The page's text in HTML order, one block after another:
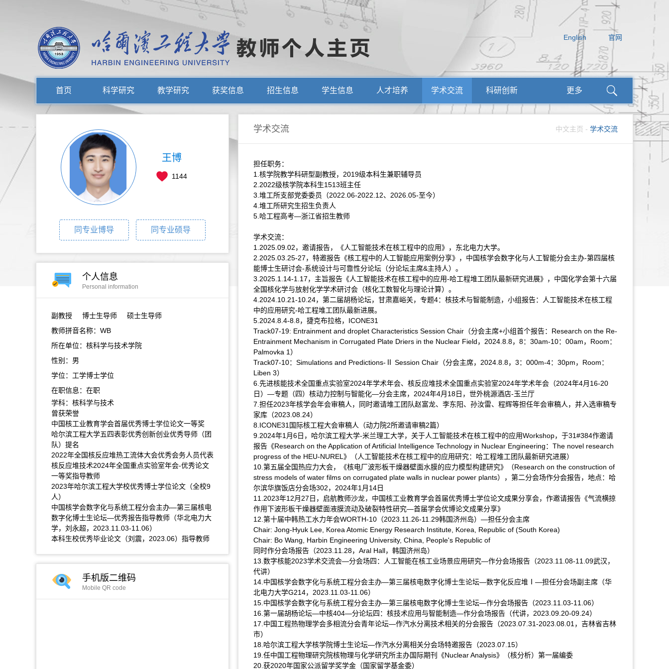
English 官网
首页 科学研究 教学研究 获奖信息 招生信息 学生信息 人才培养 学术交流 科研创新 更多
王博
1144
同专业博导 同专业硕导
个人信息
Personal information
副教授
博士生导师 硕士生导师
教师拼音名称：WB
所在单位：核科学与技术学院
性别：男
学位：工学博士学位
在职信息：在职
学科：核科学与技术
曾获荣誉
中国核工业教育学会首届优秀博士学位论文一等奖
哈尔滨工程大学五四表彰优秀创新创业优秀导师（团
队）提名
2022年全国核反应堆热工流体大会优秀会务人员代表
核反应堆技术2024年全国重点实验室年会-优秀论文
一等奖指导教师
2023年哈尔滨工程大学校优秀博士学位论文（全校9
人）
中国核学会数字化与系统工程分会主办—第三届核电
数字化博士生论坛—优秀报告指导教师（华北电力大
学，刘永超，2023.11.03-11.06）
本科生校优秀毕业论文（刘震，2023.06）指导教师
手机版二维码
Mobile QR code
学术交流 中文主页 - 学术交流
担任职务：
1.核学院教学科研型副教授，2019级本科生兼职辅导员
2.2022级核学院本科生1513班主任
3.堆工所支部党委委员（2022.06-2022.12、2026.05-至今）
4.堆工所研究生招生负责人
5.哈工程高考—浙江省招生教师
学术交流：
1.2025.09.02， 邀请报告，
《人工智能技术在核工程中的应用》，东北电力大学。
2.2025.03.25-27，特邀报告《核工程中的人工智能应用案例分享》，中国核学会数字化与人工智能分会主办-第四届核
能博士生研讨会-系统设计与可靠性分论坛（分论坛主席&主持人）。
3. 2025.1.14-1.17， 主旨报告《人工智能技术在核工程中的应用-哈工程堆工团队最新研究进展》，中国化学会第十六届
全国核化学与放射化学学术研讨会（核化工数智化与理论计算）。
4.2024.10.21-10.24，第二届胡杨论坛，甘肃嘉峪关，专题4：核技术与智能制造，小组报告：人工智能技术在核工程
中的应用研究-哈工程堆工团队最新进展。
5.2024.8.4-8.8，捷克布拉格，ICONE31
Track07-19: Entrainment and droplet Characteristics Session Chair（分会主席+小组首个报告：Research on the Re-
Entrainment Mechanism in Corrugated Plate Driers in the Nuclear Field，2024.8.8，8：30am-10：00am，Room：
Palmovka 1）
Track07-10：Simulations and Predictions-Ⅱ Session Chair（分会主席，2024.8.8，3：000m-4：30pm，Room：
Liben 3）
6.先进核能技术全国重点实验室2024年学术年会、核反应堆技术全国重点实验室2024年学术年会（2024年4月16-20
日）—专题（四）核动力控制与智能化—分会主席，2024年4月18日，世外桃源酒店-玉兰厅
7.担任2023年核学会年会审稿人，同时邀请堆工团队赵富龙、李东阳、孙汝雷、程辉等担任年会审稿人，并入选审稿专
家库（2023.08.24）
8.ICONE31国际核工程大会审稿人（动力院2所邀请审稿2篇）
9.2024年1月6日，哈尔滨工程大学-米兰理工大学，关于人工智能技术在核工程中的应用Workshop，于31#384作邀请
报告《Research on the Application of Artificial Intelligence Technology in Nuclear Engineering：The novel research
progress of the HEU-NUREL》（人工智能技术在核工程中的应用研究：哈工程堆工团队最新研究进展）
10.第五届全国热应力大会，《核电厂波形板干燥器壁面水膜的应力模型构建研究》（Research on the construction of
stress models of water films on corrugated plate walls in nuclear power plants），第二分会场作分会报告，地点：哈
尔滨华旗饭店分会场302，2024年1月14日
11.2023年12月27日，启航教师沙龙，中国核工业教育学会首届优秀博士学位论文成果分享会，作邀请报告《气流横掠
作用下波形板干燥器壁面液膜流动及破裂特性研究—首届学会优博论文成果分享》
12.第十届中韩热工水力年会WORTH-10（2023.11.26-11.29韩国济州岛）—担任分会主席
Chair: Jong-Hyuk Lee, Korea Atomic Energy Research Institute, Korea, Republic of (South Korea)
Chair: Bo Wang, Harbin Engineering University, China, People's Republic of
同时作分会场报告（2023.11.28，Aral Hall，韩国济州岛）
13.数字核能2023学术交流会—分会场四：人工智能在核工业场景应用研究—作分会场报告（2023.11.08-11.09武汉，
代讲）
14.中国核学会数字化与系统工程分会主办—第三届核电数字化博士生论坛—数字化反应堆Ⅰ—担任分会场副主席（华
北电力大学G214，2023.11.03-11.06）
15.中国核学会数字化与系统工程分会主办—第三届核电数字化博士生论坛—作分会场报告（2023.11.03-11.06）
16.第一届胡杨论坛—中核404—分论坛四：核技术应用与智能制造—作分会场报告（代讲，2023.09.20-09.24）
17.中国工程热物理学会多相流分会青年论坛—作汽水分离技术相关的分会报告（2023.07.31-2023.08.01，吉林省吉林
市）
18.哈尔滨工程大学核学院博士生论坛—作汽水分离相关分会场特邀报告（2023.07.15）
19.任中国工程物理研究院核物理与化学研究所主办国际期刊《Nuclear Analysis》（核分析）第一届编委
20.获2020年国家公派留学奖学金（国家留学基金委）